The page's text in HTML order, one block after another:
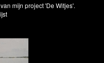
mijn project 'De Witjes'.